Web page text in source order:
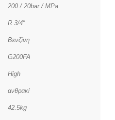
200 / 20bar / MPa
R 3/4″
Βενζίνη
G200FA
High
ανθρακί
42.5kg